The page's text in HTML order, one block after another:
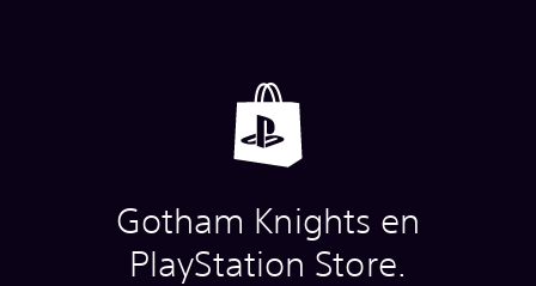
Gotham Knights en
PlayStation Store.